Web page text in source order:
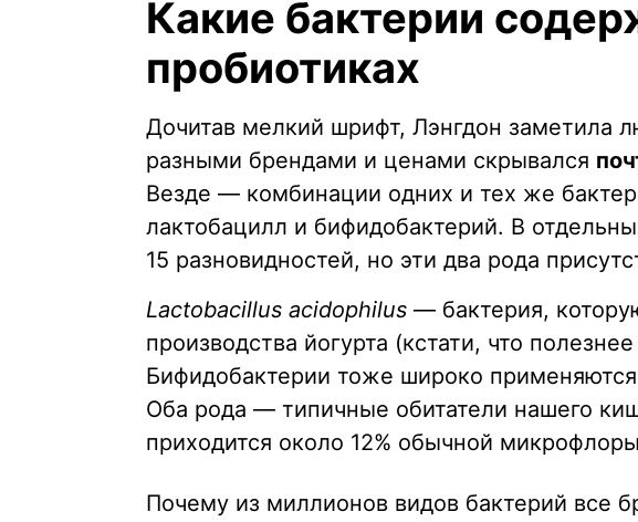
Какие бактерии
пробиотиках
Дочитав мелкий шрифт, Лэнгдон заметила
разными брендами и ценами скрывался
Везде — комбинации одних и тех же
лактобацилл и бифидобактерий. В
15 разновидностей, но эти два рода
Lactobacillus acidophilus — бактерия,
производства йогурта (кстати, что
Бифидобактерии тоже широко
Оба рода — типичные обитатели нашего
приходится около 12% обычной
Почему из миллионов видов бактерий все